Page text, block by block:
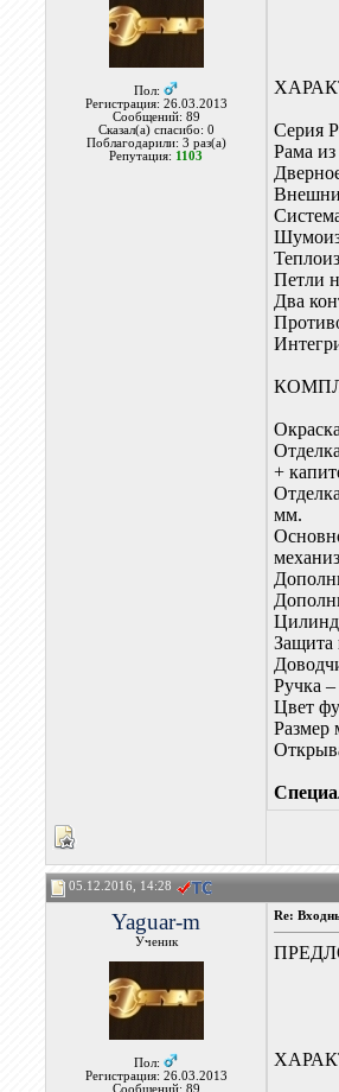
Пол:
Регистрация: 26.03.2013
Сообщений: 89
Сказал(а) спасибо: 0
Поблагодарили: 3 раз(а)
Репутация: 1103
Серия
Рама
Петли
Два
+
мм.
Защита
Ручка
Цвет
Размер
05.12.2016, 14:28
Yaguar-m
Ученик
Пол:
Регистрация: 26.03.2013
Сообщений: 89
Re: